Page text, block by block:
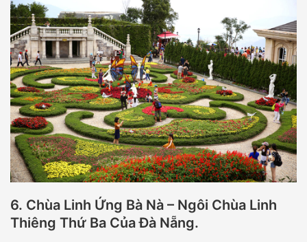
6. Chùa Linh Ứng Bà Nà – Ngôi Chùa Linh
Thiêng Thứ Ba Của Đà Nẵng.